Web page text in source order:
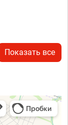
Показать все